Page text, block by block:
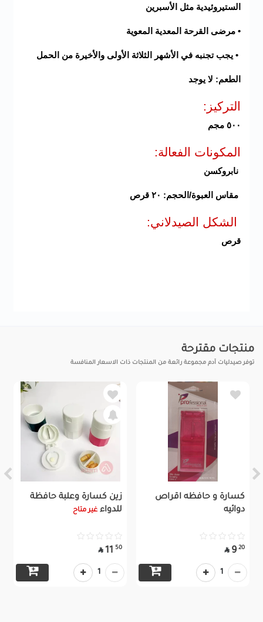
الستيروئيدية مثل الأسبرين
• مرضى القرحة المعدية المعوية
• يجب تجنبه في الأشهر الثلاثة الأولى والأخيرة من الحمل
الطعم: لا يوجد
التركيز:
٥٠٠ مجم
المكونات الفعالة:
نابروكسن
مقاس العبوة/الحجم: ٢٠ قرص
الشكل الصيدلاني:
قرص
منتجات مقترحة
توفر صيدليات آدم مجموعة رائعة من المنتجات ذات الاسعار المنافسة
كسارة و حافظه اقراص
دوائيه
20
9

1
زين كسارة وعلبة حافظة
للدواء غير متاح
50
11

1